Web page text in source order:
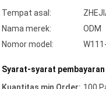
Tempat asal:
Nama merek:
ODM
Nomor model:
Syarat-syarat